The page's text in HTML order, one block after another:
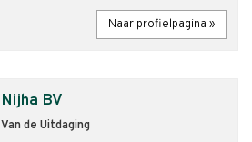
Naar profielpagina »
Nijha BV
Van de Uitdaging